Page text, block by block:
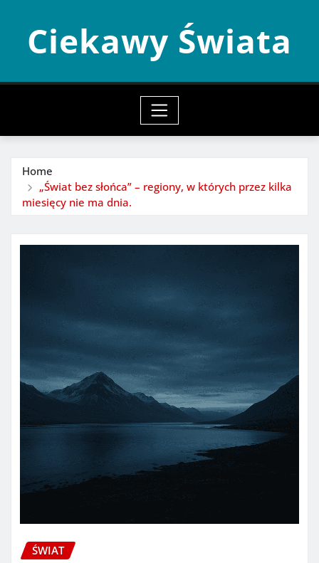
contentCiekawy Świata
Home
„Świat bez słońca” – regiony, w których przez kilka
miesięcy nie ma dnia.
ŚWIAT